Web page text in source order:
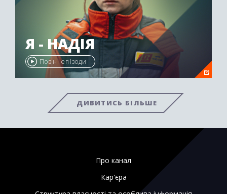
Я - НАДІЯ
Повні епізоди
ДИВИТИСЬ БІЛЬШЕ
Про канал
Кар'єра